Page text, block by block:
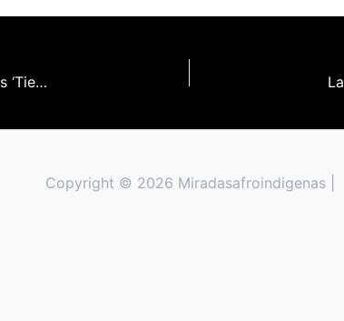
La incubadora MiradasAfro selecciona los proyectos canarios ‘Tierra plegada’ de David Pantaleón y ‘Golgota: The Genocidal Deception’ de Ayoze O’Shanahan
Copyright © 2026 Miradasafroindigenas |